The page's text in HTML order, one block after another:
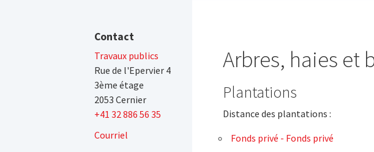
Arbres, haies et
Plantations
Distance des plantations :
Fonds privé - Fonds privé
Contact
Travaux publics
Rue de l'Epervier 4
3ème étage
2053 Cernier
+41 32 886 56 35
Courriel